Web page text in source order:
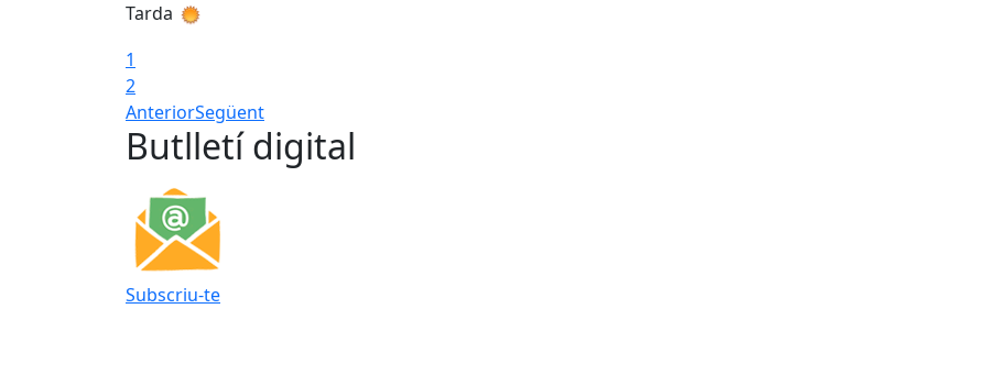
Tarda
1
2
AnteriorSegüent
Butlletí digital
Subscriu-te